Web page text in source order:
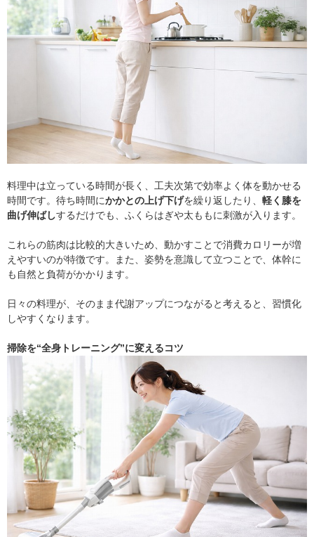
料理中は立っている時間が長く、工夫次第で効率よく体を動かせる
時間です。待ち時間にかかとの上げ下げを繰り返したり、 軽く膝を
曲げ伸ばしするだけでも、ふくらはぎや太ももに刺激が入ります。
これらの筋肉は比較的大きいため、動かすことで消費カロリーが増
えやすいのが特徴です。また、姿勢を意識して立つことで、体幹に
も自然と負荷がかかります。
日々の料理が、そのまま代謝アップにつながると考えると、習慣化
しやすくなります。
掃除を“全身トレーニング”に変えるコツ